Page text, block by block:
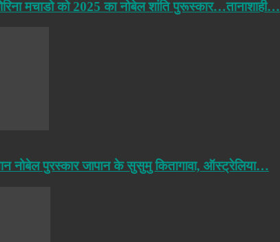
मचाडो को 2025 का नोबेल शांति पुरूस्कार…तानाशाही…
नोबेल पुरस्कार जापान के सुसुमु कितागावा, ऑस्ट्रेलिया…